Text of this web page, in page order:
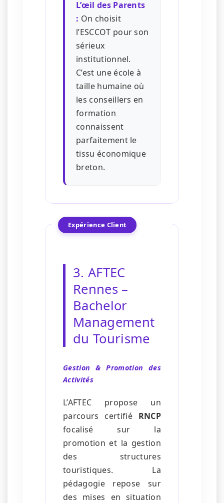
L’œil des Parents
: On choisit
l’ESCCOT pour son
sérieux
institutionnel.
C’est une école à
taille humaine où
les conseillers en
formation
connaissent
parfaitement le
tissu économique
breton.
Expérience Client
3. AFTEC
Rennes –
Bachelor
Management
du Tourisme
Gestion & Promotion des
Activités
L’AFTEC propose un
parcours certifié RNCP
focalisé sur la
promotion et la gestion
des structures
touristiques. La
pédagogie repose sur
des mises en situation